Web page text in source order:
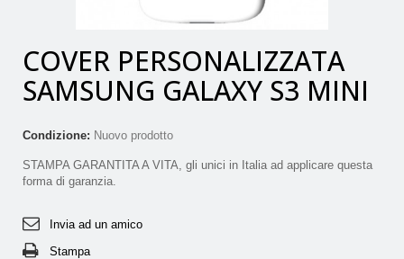
COVER PERSONALIZZATA
SAMSUNG GALAXY S3 MINI
Condizione: Nuovo prodotto
STAMPA GARANTITA A VITA, gli unici in Italia ad applicare questa
forma di garanzia.
Invia ad un amico
Stampa